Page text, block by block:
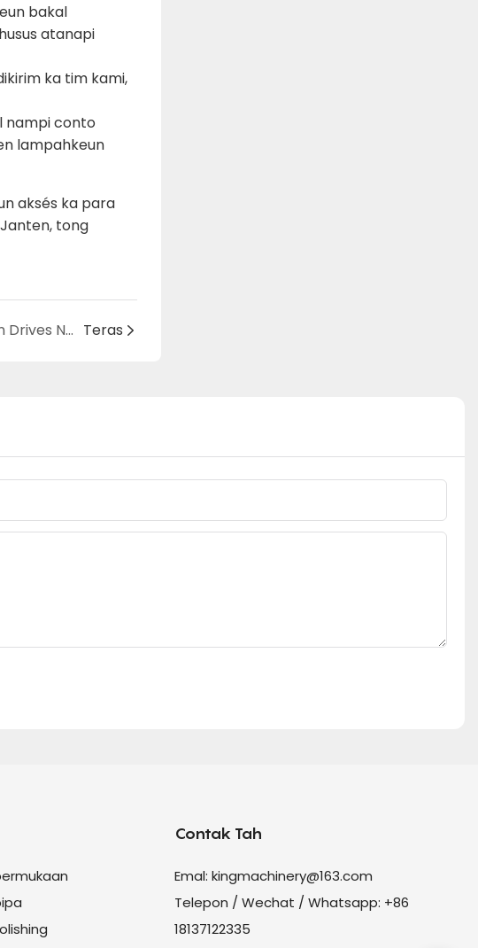
bakal
atanapi
ka tim kami,
nampi conto
lampahkeun
aksés ka para
tong
Kompak Steel Sheet Polishing Mesin Drives Ngaronjatkeun dina Processing Metal Teras
Contak Tah
Emal: kingmachinery@163.com
Telepon / Wechat / Whatsapp: +86
18137122335